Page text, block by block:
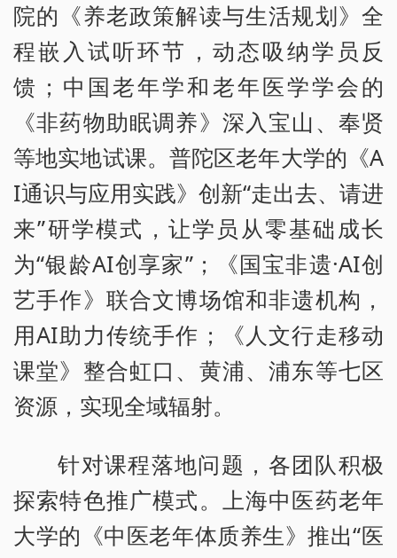
院的《养老政策解读与生活规划》全
程嵌入试听环节，动态吸纳学员反
馈；中国老年学和老年医学学会的
《非药物助眠调养》深入宝山、奉贤
等地实地试课。普陀区老年大学的《A
I通识与应用实践》创新“走出去、请进
来”研学模式，让学员从零基础成长
为“银龄AI创享家”；《国宝非遗·AI创
艺手作》联合文博场馆和非遗机构，
用AI助力传统手作；《人文行走移动
课堂》整合虹口、黄浦、浦东等七区
资源，实现全域辐射。
针对课程落地问题，各团队积极
探索特色推广模式。上海中医药老年
大学的《中医老年体质养生》推出“医